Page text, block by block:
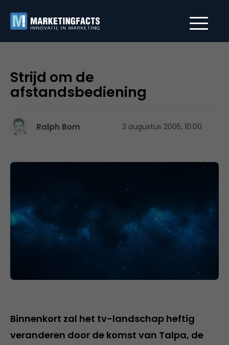
Strijd om de
afstandsbediening
Ralph Bom 3 augustus 2005, 10:00
Binnenkort zal het tv-landschap heftig
veranderen door de komst van Talpa, de